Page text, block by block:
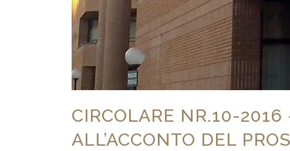
CIRCOLARE NR.10-
ALL’ACCONTO DEL